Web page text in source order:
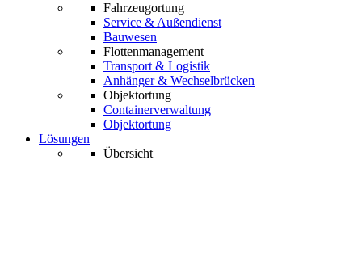
Fahrzeugortung
Service & Außendienst
Bauwesen
Flottenmanagement
Transport & Logistik
Anhänger & Wechselbrücken
Objektortung
Containerverwaltung
Objektortung
Lösungen
Übersicht